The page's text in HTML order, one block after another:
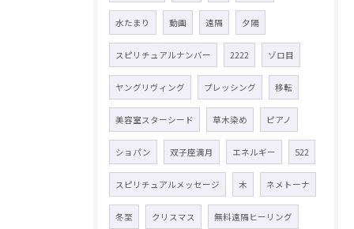
水たまり 動画 遠隔 夕陽
スピリチュアルナンバー 2222 ゾロ目
ヤングリヴィング プレッシング 移転
美容室スターシード 草木染め ピアノ
ショパン 双子座満月 エネルギー 522
スピリチュアルメッセージ 木 ネメトーナ
冬至 クリスマス 無料遠隔ヒーリング